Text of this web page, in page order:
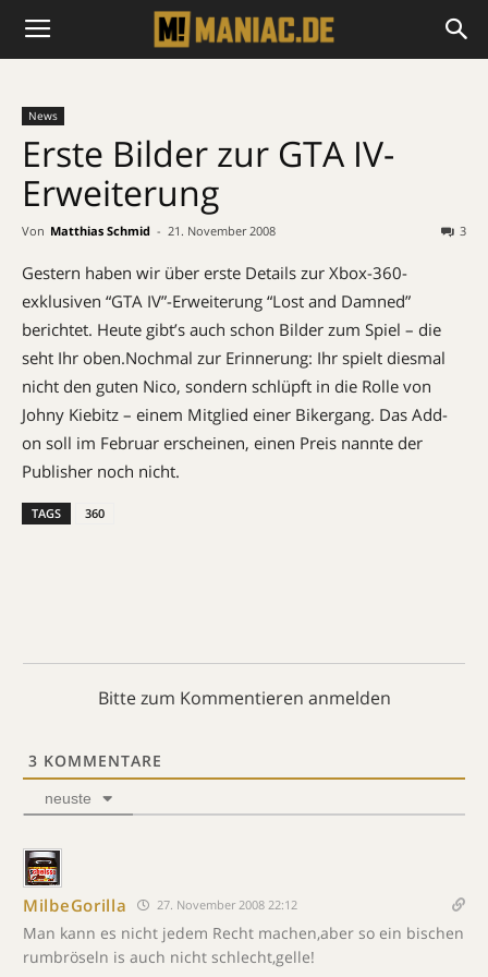
News
Erste Bilder zur GTA IV-
Erweiterung
Von Matthias Schmid - 21. November 2008 3
Gestern haben wir über erste Details zur Xbox-360-
exklusiven “GTA IV”-Erweiterung “Lost and Damned”
berichtet. Heute gibt’s auch schon Bilder zum Spiel – die
seht Ihr oben.Nochmal zur Erinnerung: Ihr spielt diesmal
nicht den guten Nico, sondern schlüpft in die Rolle von
Johny Kiebitz – einem Mitglied einer Bikergang. Das Add-
on soll im Februar erscheinen, einen Preis nannte der
Publisher noch nicht.
TAGS 360
Bitte zum Kommentieren anmelden
3 KOMMENTARE
neuste
MilbeGorilla 27. November 2008 22:12
Man kann es nicht jedem Recht machen,aber so ein bischen
rumbröseln is auch nicht schlecht,gelle!